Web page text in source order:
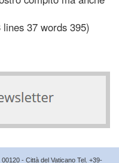
37 words 395)
- Città del Vaticano Tel. +39-